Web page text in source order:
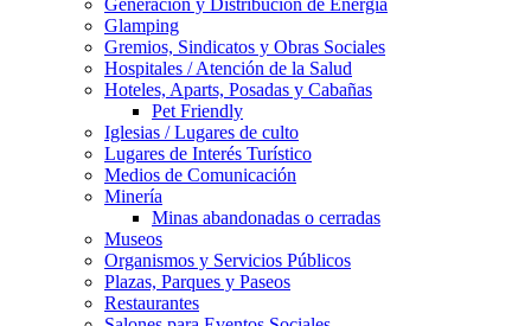
Glamping
Gremios, Sindicatos y Obras Sociales
Hospitales / Atención de la Salud
Hoteles, Aparts, Posadas y Cabañas
Pet Friendly
Iglesias / Lugares de culto
Lugares de Interés Turístico
Medios de Comunicación
Minería
Minas abandonadas o cerradas
Museos
Organismos y Servicios Públicos
Plazas, Parques y Paseos
Restaurantes